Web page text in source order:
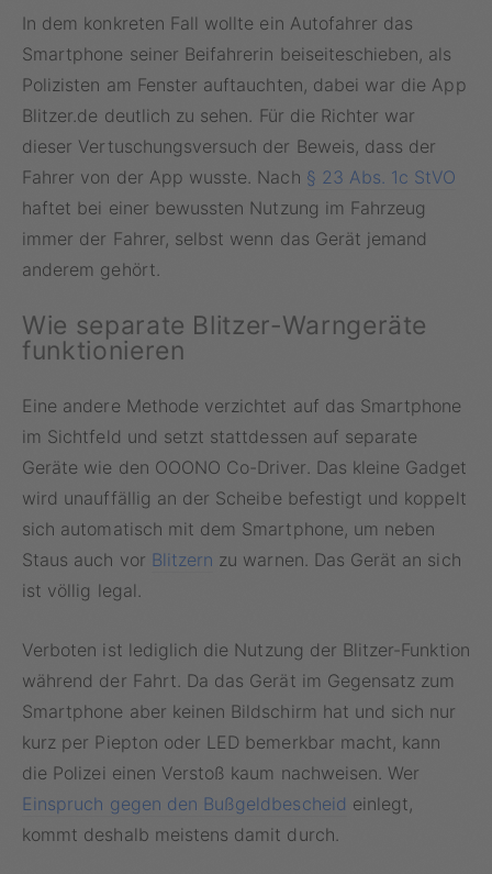
In dem konkreten Fall wollte ein Autofahrer das
Smartphone seiner Beifahrerin beiseiteschieben, als
Polizisten am Fenster auftauchten, dabei war die App
Blitzer.de deutlich zu sehen. Für die Richter war
dieser Vertuschungsversuch der Beweis, dass der
Fahrer von der App wusste. Nach § 23 Abs. 1c StVO
haftet bei einer bewussten Nutzung im Fahrzeug
immer der Fahrer, selbst wenn das Gerät jemand
anderem gehört.
Wie separate Blitzer-Warngeräte
funktionieren
Eine andere Methode verzichtet auf das Smartphone
im Sichtfeld und setzt stattdessen auf separate
Geräte wie den OOONO Co-Driver. Das kleine Gadget
wird unauffällig an der Scheibe befestigt und koppelt
sich automatisch mit dem Smartphone, um neben
Staus auch vor Blitzern zu warnen. Das Gerät an sich
ist völlig legal.
Verboten ist lediglich die Nutzung der Blitzer-Funktion
während der Fahrt. Da das Gerät im Gegensatz zum
Smartphone aber keinen Bildschirm hat und sich nur
kurz per Piepton oder LED bemerkbar macht, kann
die Polizei einen Verstoß kaum nachweisen. Wer
Einspruch gegen den Bußgeldbescheid einlegt,
kommt deshalb meistens damit durch.